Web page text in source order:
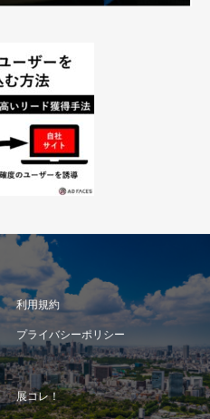
利用規約
プライバシーポリシー
展コレ！